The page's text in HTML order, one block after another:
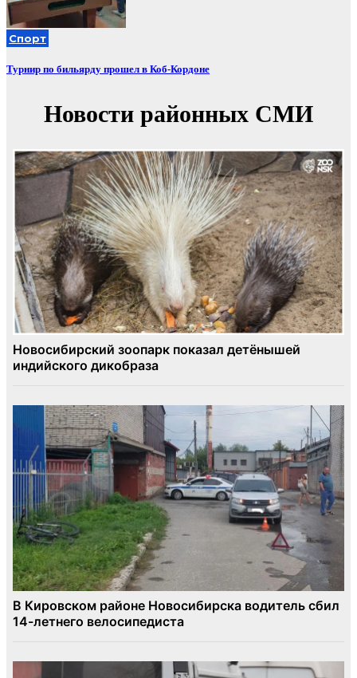
Спорт
Турнир по бильярду прошел в Коб-Кордоне